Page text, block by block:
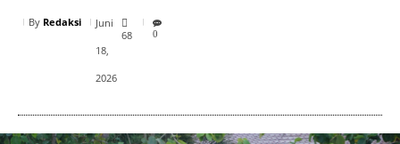
By Redaksi Juni
18,
2026
68 0